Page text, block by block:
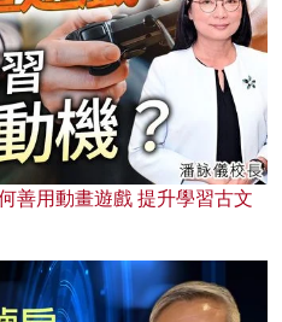
善用動畫遊戲 提升學習古文